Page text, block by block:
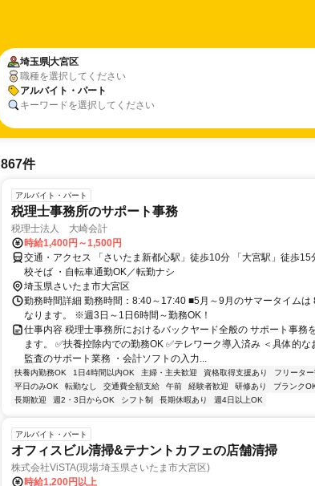
埼玉県大宮区
職種を選択してください
アルバイト・パート
キーワードを選択してください
867件
アルバイト・パート
税理士事務所のサポート事務
税理士法人 大崎会計
時給1,400円～1,500円
交通・アクセス 「さいたま新都心駅」徒歩10分 「大宮駅」徒歩
校そば ・自転車通勤OK／転勤ナシ
埼玉県さいたま市大宮区
勤務時間詳細 勤務時間：8:40～17:40 ■5月～9月のサマータイムは
なります。 ※週3日～1日6時間～勤務OK！
仕事内容 税理士事務所におけるバックヤード全般の サポート事務
ます。 ✅扶養控除内での勤務OK ✅テレワーク導入済み ＜具体的な
監査のサポート業務 ・会計ソフトの入力...
扶養内勤務OK 1日4時間以内OK 主婦・主夫歓迎 資格取得支援あり フリータ
平日のみOK
転勤なし 交通費全額支給 午前 経験者歓迎 研修あり ブランク
長期歓迎
週2・3日からOK シフト制 長期休暇あり 週4日以上OK
アルバイト・パート
オフィスビル清掃&テナントカフェの店舗清掃
株式会社ViSTA(現場:埼玉県さいたま市大宮区)
時給1,200円以上